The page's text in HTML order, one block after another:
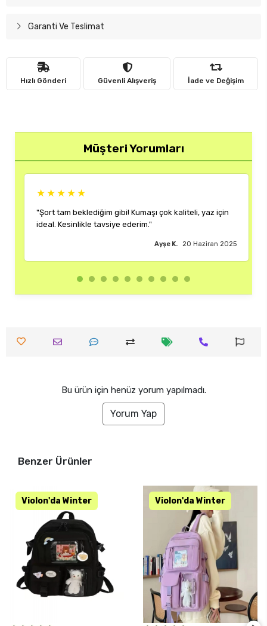
Garanti Ve Teslimat
Hızlı Gönderi Güvenli Alışveriş İade ve Değişim
Müşteri Yorumları
tam beklediğim gibi! Kumaşı çok kaliteli, yaz için
Kesinlikle tavsiye ederim."
20 Haziran 2025
"Rengi ve
Bu ürün için henüz yorum yapılmadı.
Yorum Yap
Benzer Ürünler